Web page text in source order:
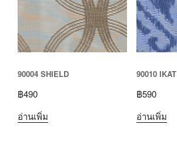
90004 SHIELD
฿490
อ่านเพิ่ม
90010 IKAT
฿590
อ่านเพิ่ม